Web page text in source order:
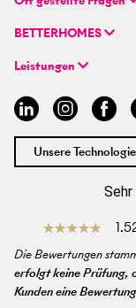
Hauptsitz
Flughafenstraße 59
info@betterhomes.de
FAQ | Immobilie
FAQ | Einstieg für
BETTERHOMES
Unternehmen
Hybrides Maklermodell
BETTERHOMES-
Management
Jobs
Standort
Presse
Leistungen
Immobilie suchen
Immobilie verkaufen/
Immobilienmakler/-in
Unsere Technologie
Die Bewertungen
erfolgt keine Prüfung,
Kunden eine